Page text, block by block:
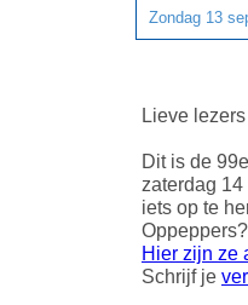
Zondag 13
Lieve
Dit is de
zaterdag
iets op te
Oppeppers?
Hier zijn ze
Schrijf je